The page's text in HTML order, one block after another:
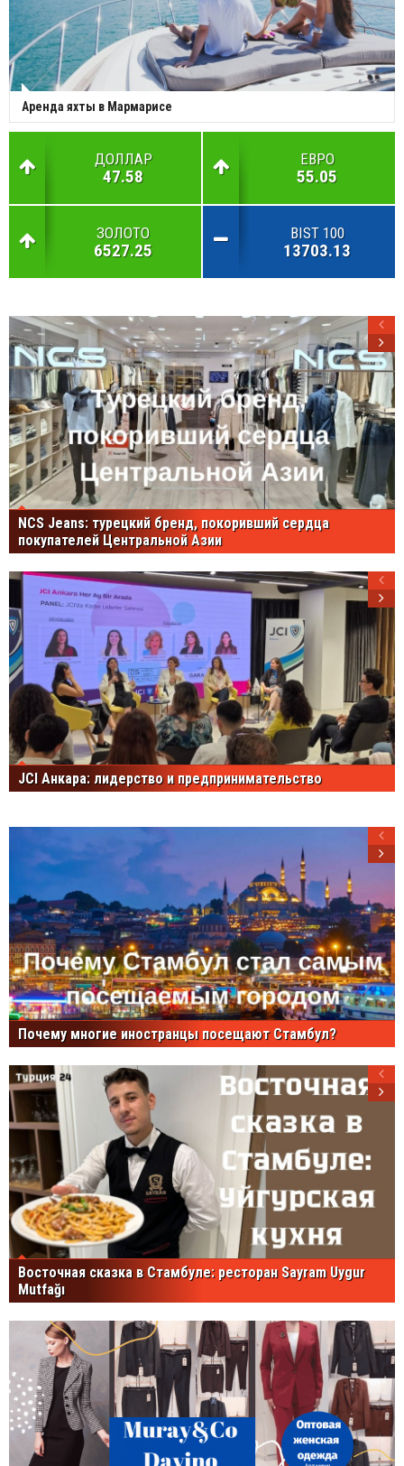
Аренда яхты в Мармарисе
ДОЛЛАР
47.58
ЕВРО
55.05
ЗОЛОТО
6527.25
BIST 100
13703.13
NCS Jeans: турецкий бренд, покоривший сердца
покупателей Центральной Азии
JCI Анкара: лидерство и предпринимательство
Почему многие иностранцы посещают Стамбул?
Восточная сказка в Стамбуле: ресторан Sayram Uygur
Mutfağı